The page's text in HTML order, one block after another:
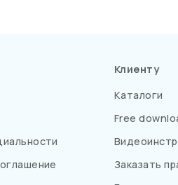
Клиенту
Каталоги
Free
Заказать